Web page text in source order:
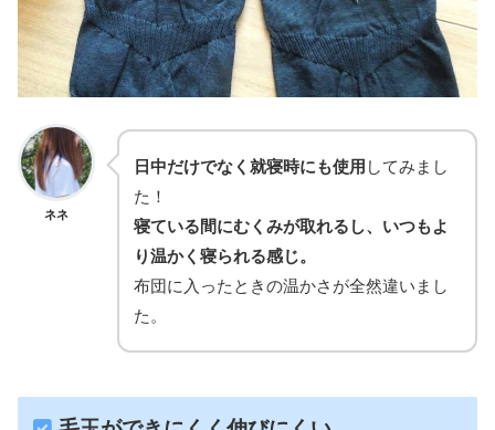
ネネ
日中だけでなく就寝時にも使用 してみまし
た！
寝ている間にむくみが取れるし、いつもよ
り温かく寝られる感じ。
布団に入ったときの温かさが全然違いまし
た。